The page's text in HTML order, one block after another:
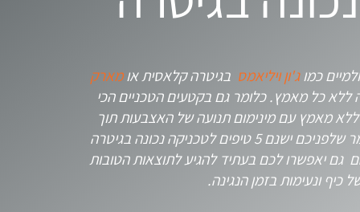
ג'ון ויליאמס בגיטרה קלאסית אומארק
ללא כל מאמץ. כלומר גם בקטעים הטכניים הכי
ללא מאמץ עם מינימום תנועה של האצבעות תוך
שימוש נכון במשקל הטבעי של היד לצורך הפקת צליל נכון. במאמר שלפניכם ישנם 5 טיפים לטכניקה נכונה בגיטרה
גם יאפשרו לכם בעתיד להגיע לתוצאות הטובות
כיף ונעימות בזמן הנגינה.